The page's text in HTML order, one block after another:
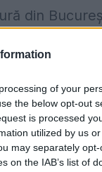
of your
the below opt-out
is processed
utilized by us
may separately
on the IAB’s list of
din
dificultate pe
bun la toate.
pare ceva